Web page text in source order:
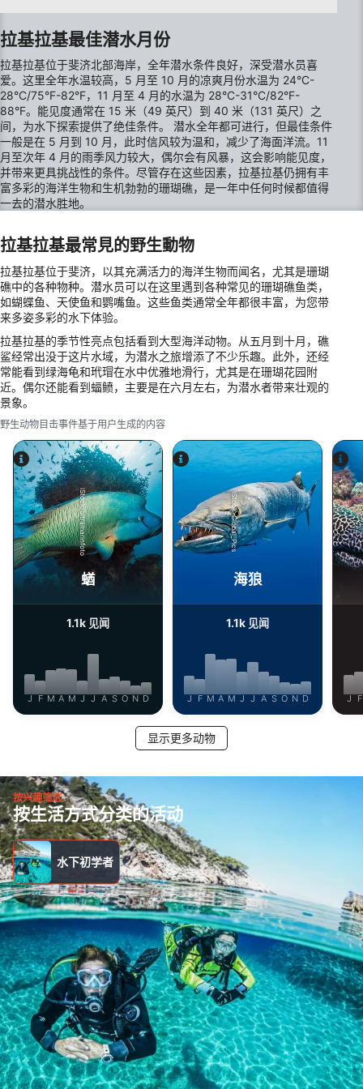
拉基拉基最佳潜水月份
拉基拉基位于斐济北部海岸，全年潜水条件良好，深受潜水员喜
爱。这里全年水温较高，5 月至 10 月的凉爽月份水温为 24°C-
28°C/75°F-82°F，11 月至 4 月的水温为 28°C-31°C/82°F-
88°F。能见度通常在 15 米（49 英尺）到 40 米（131 英尺）之
间，为水下探索提供了绝佳条件。 潜水全年都可进行，但最佳条件
一般是在 5 月到 10 月，此时信风较为温和，减少了海面洋流。11
月至次年 4 月的雨季风力较大，偶尔会有风暴，这会影响能见度，
并带来更具挑战性的条件。尽管存在这些因素，拉基拉基仍拥有丰
富多彩的海洋生物和生机勃勃的珊瑚礁，是一年中任何时候都值得
一去的潜水胜地。
拉基拉基最常見的野生動物
拉基拉基位于斐济，以其充满活力的海洋生物而闻名，尤其是珊瑚
礁中的各种物种。潜水员可以在这里遇到各种常见的珊瑚礁鱼类，
如蝴蝶鱼、天使鱼和鹦嘴鱼。这些鱼类通常全年都很丰富，为您带
来多姿多彩的水下体验。
拉基拉基的季节性亮点包括看到大型海洋动物。从五月到十月，礁
鲨经常出没于这片水域，为潜水之旅增添了不少乐趣。此外，还经
常能看到绿海龟和玳瑁在水中优雅地滑行，尤其是在珊瑚花园附
近。偶尔还能看到蝠鲼，主要是在六月左右，为潜水者带来壮观的
景象。
野生动物目击事件基于用户生成的内容
iStock/ultramarinfoto
蝤
1.1k 见闻
J F M A M J J A S O N D
iStock-Global_Pics
海狼
1.1k 见闻
J F M A M J J A S O N D J F
显示更多动物
按兴趣筛选
按生活方式分类的活动
水下初学者
combinations of data from different sources
Develop and improve services
Use limited data to select content
IAB Special Features:
Use precise geolocation data
Necessary
Performance
Functional
Advertising